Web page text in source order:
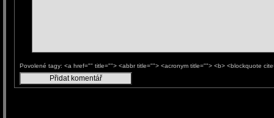
Povolené tagy: <a href="" title=""> <abbr title=""> <acronym title=""> <b> <blockquote